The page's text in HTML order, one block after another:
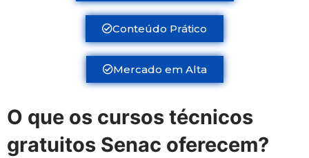
Conteúdo Prático
Mercado em Alta
O que os cursos técnicos
gratuitos Senac oferecem?